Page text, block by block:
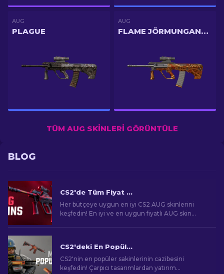
AUG
PLAGUE
AUG
FLAME JÖRMUNGANDR
TÜM AUG SKINLERI GÖRÜNTÜLE
BLOG
CS2'de Tüm Fiyat Aralıklarında En İyi AUG Skinleri [2026]
Her bütçeye uygun en iyi CS2 AUG skinlerini
keşfedin! En iyi ve en uygun fiyatlı AUG skin
CS2'deki En Popüler Skinler
CS2'nin en popüler sakinlerinin cazibesini
keşfedin! Çarpıcı tasarımlardan yatırım